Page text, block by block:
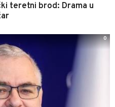
teretni brod: Drama u
0